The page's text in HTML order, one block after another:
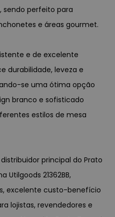
perfeito para
e áreas gourmet.
e de excelente
durabilidade, leveza e
se uma ótima opção
branco e sofisticado
estilos de mesa
principal do Prato
Utilgoods 21362BB,
excelente custo-benefício
lojistas, revendedores e